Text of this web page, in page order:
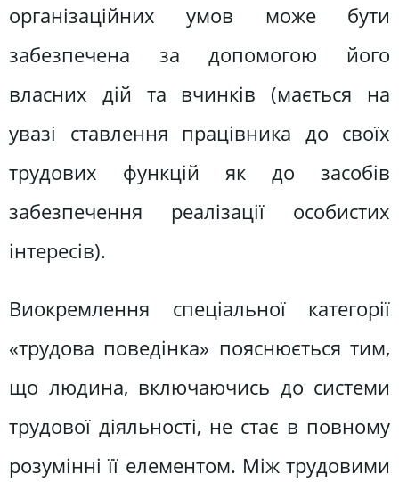
організаційних умов може бути
забезпечена за допомогою його
власних дій та вчинків (мається на
увазі ставлення працівника до своїх
трудових функцій як до засобів
забезпечення реалізації особистих
інтересів).
Виокремлення спеціальної категорії
«трудова поведінка» пояснюється тим,
що людина, включаючись до системи
трудової діяльності, не стає в повному
розумінні її елементом. Між трудовими